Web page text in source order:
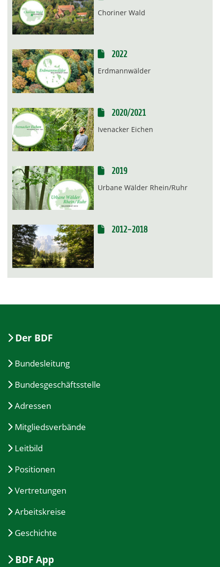
Choriner Wald
2022
Erdmannwälder
2020/2021
Ivenacker Eichen
2019
Urbane Wälder Rhein/Ruhr
2012-2018
Der BDF
Bundesleitung
Bundesgeschäftsstelle
Adressen
Mitgliedsverbände
Leitbild
Positionen
Vertretungen
Arbeitskreise
Geschichte
BDF App